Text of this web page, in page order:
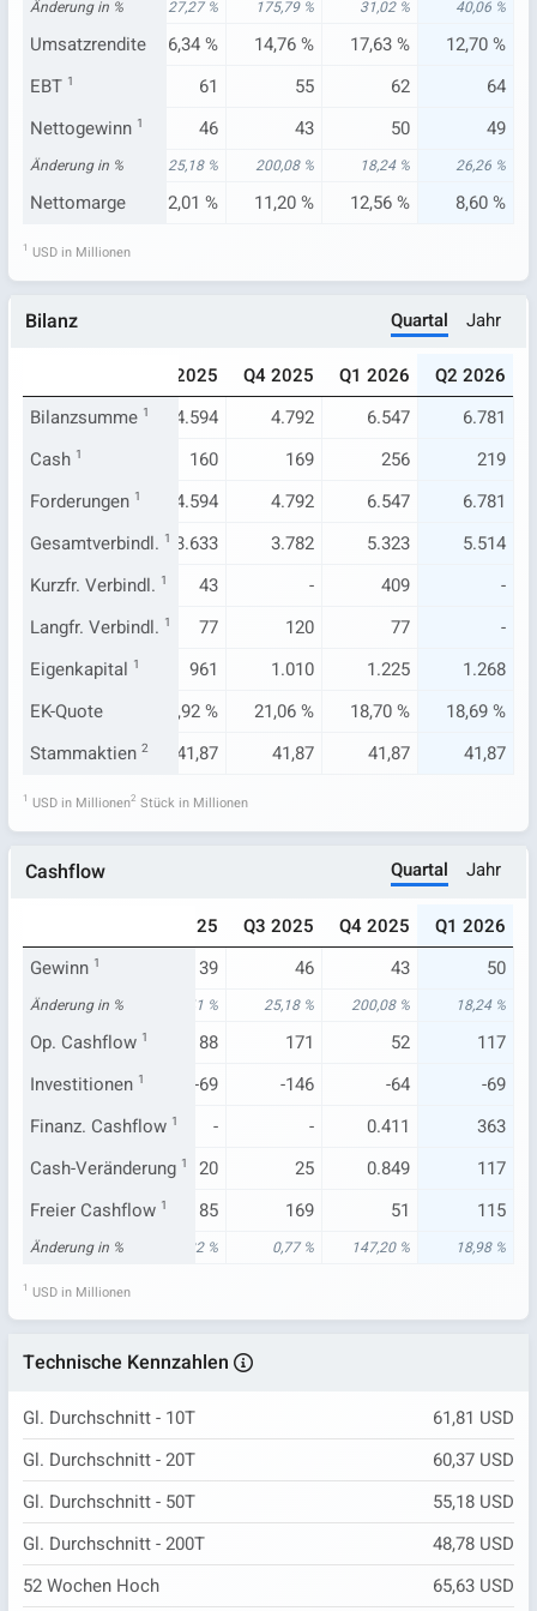
Änderung in %
20,72 % 27,27 % 175,79 % 31,02 % 40,06 %
Umsatzrendite
16,10 % 16,34 % 14,76 % 17,63 %
12,70 %
EBT 1 61 55 62
64
Nettogewinn 1
39 46 43 50 49
Änderung in %
25,41 % 25,18 % 200,08 % 18,24 % 26,26 %
Nettomarge
12,10 % 12,01 % 11,20 % 12,56 % 8,60 %
1 USD in Millionen
Bilanz Quartal Jahr
Q3 2025 Q4 2025 Q1 2026
Q2 2026
Bilanzsumme 1
4.336 4.594 4.792 6.547
6.781
Cash 1 160 169 256
219
Forderungen 1
4.336 4.594 4.792 6.547
6.781
Gesamtverbindl. 1
3.436 3.633 3.782 5.323
5.514
Kurzfr. Verbindl. 1
43 43 - 409
-
Langfr. Verbindl. 1
77 77 120 77
-
Eigenkapital 1
900 961 1.010 1.225
1.268
EK-Quote
20,75 % 20,92 % 21,06 % 18,70 %
18,69 %
Stammaktien 2
41,87 41,87 41,87 41,87 41,87
1 USD in Millionen2 Stück in Millionen
Cashflow Quartal Jahr
Q2 2025 Q3 2025 Q4 2025
Q1 2026
Gewinn 1 39 46 43 50
Änderung in %
14,34 % 25,41 % 25,18 % 200,08 % 18,24 %
Op. Cashflow 1
97 88 171 52
117
Investitionen 1
-101 -69 -146 -64
-69
Finanz. Cashflow 1
- - - 0.411
363
Cash-Veränderung 1
-4 20 25 0.849
117
Freier Cashflow 1
97 85 169 51 115
Änderung in %
2,72 % 361,32 % 0,77 % 147,20 % 18,98 %
1 USD in Millionen
Technische Kennzahlen
Gl. Durchschnitt - 10T
61,81 USD
Gl. Durchschnitt - 20T
60,37 USD
Gl. Durchschnitt - 50T
55,18 USD
Gl. Durchschnitt - 200T
48,78 USD
52 Wochen Hoch
65,63 USD